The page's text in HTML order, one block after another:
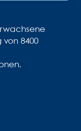
8400